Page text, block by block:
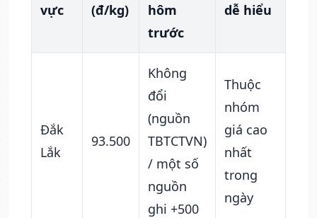
vực
(đ/kg)
hôm
trước
dễ hiểu
Đắk
Lắk
93.500
Không
đổi
(nguồn
TBTCTVN)
/ một số
nguồn
ghi +500
Thuộc
nhóm
giá cao
nhất
trong
ngày